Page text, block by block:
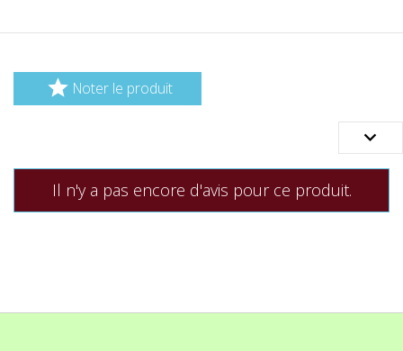
 Noter le produit

Il n'y a pas encore d'avis pour ce produit.